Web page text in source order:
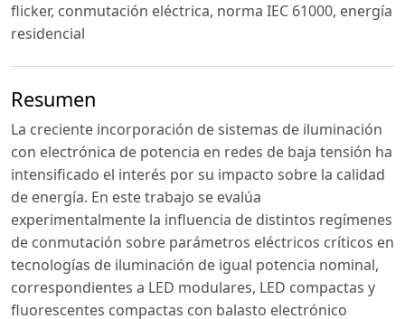
flicker, conmutación eléctrica, norma IEC 61000, energía
residencial
Resumen
La creciente incorporación de sistemas de iluminación
con electrónica de potencia en redes de baja tensión ha
intensificado el interés por su impacto sobre la calidad
de energía. En este trabajo se evalúa
experimentalmente la influencia de distintos regímenes
de conmutación sobre parámetros eléctricos críticos en
tecnologías de iluminación de igual potencia nominal,
correspondientes a LED modulares, LED compactas y
fluorescentes compactas con balasto electrónico